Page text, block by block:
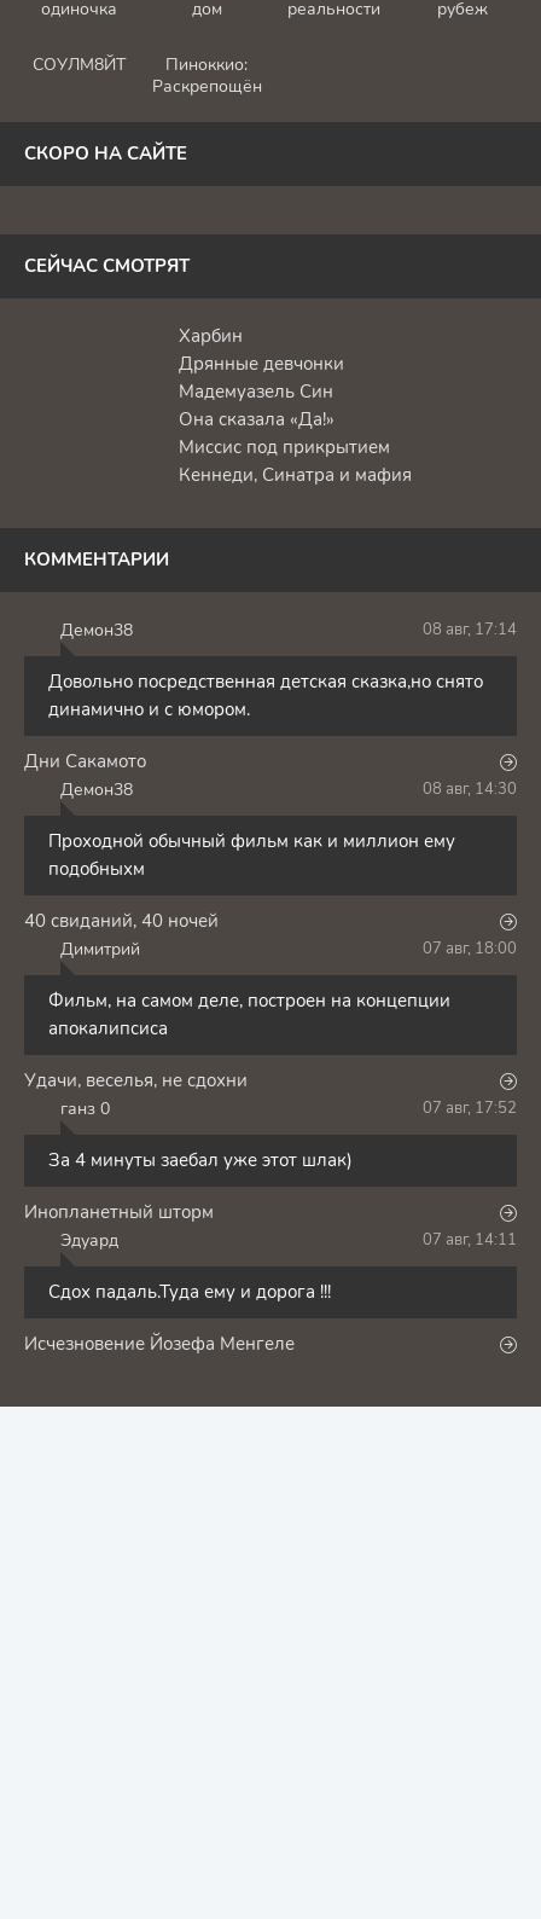
одиночка
дом
реальности
рубеж
СОУЛМ8ЙТ
Пиноккио:
Раскрепощённый
СКОРО НА САЙТЕ
СЕЙЧАС СМОТРЯТ
Харбин
Дрянные девчонки
Мадемуазель Син
Она сказала «Да!»
Миссис под прикрытием
Кеннеди, Синатра и мафия
КОММЕНТАРИИ
Демон38 08 авг, 17:14
Довольно посредственная детская сказка,но снято
динамично и с юмором.
Дни Сакамото
Демон38 08 авг, 14:30
Проходной обычный фильм как и миллион ему
подобныхм
40 свиданий, 40 ночей
Димитрий 07 авг, 18:00
Фильм, на самом деле, построен на концепции
апокалипсиса
Удачи, веселья, не сдохни
ганз 0 07 авг, 17:52
За 4 минуты заебал уже этот шлак)
Инопланетный шторм
Эдуард 07 авг, 14:11
Сдох падаль.Туда ему и дорога !!!
Исчезновение Йозефа Менгеле